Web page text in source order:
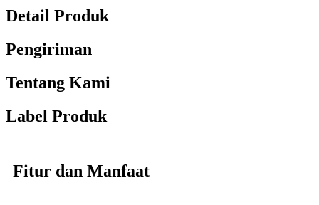
Detail Produk
Pengiriman
Tentang Kami
Label Produk
Fitur dan Manfaat